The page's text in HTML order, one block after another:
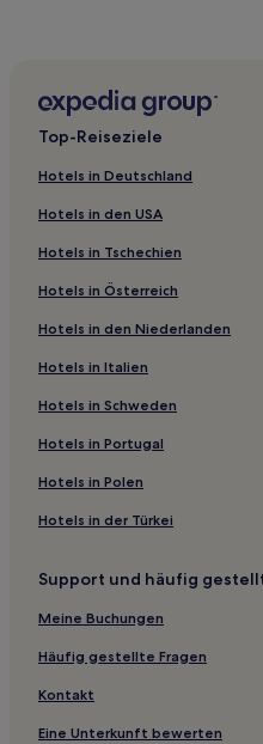
Labarde Hotels
Hotels nahe Château von La
Bordeaux Metropole: Hotels
Hotels nahe Golf Blue Green
Gauriaguet Hotels
Ludon-Médoc Hotels
Bordeaux Hotels
Hotels nahe
Saint-Louis-De-Montferrand
Hotels nahe Strand vom See
Baron Hotels
Hotels nahe Porte de
Hotels nahe
Hotels nahe Rathaus
Hotels nahe
Sektor von Saint-Loubès:
Hotels nahe Bahnhof La
Top-Reiseziele
Hotels in Deutschland
Hotels in den USA
Hotels in Tschechien
Hotels in Österreich
Hotels in den Niederlanden
Hotels in Italien
Hotels in Schweden
Hotels in Portugal
Hotels in Polen
Hotels in der Türkei
Support und häufig
Meine Buchungen
Häufig gestellte Fragen
Kontakt
Eine Unterkunft bewerten